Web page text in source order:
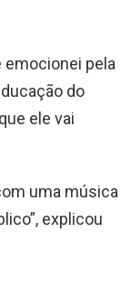
emocionei pela
do
ele vai
uma música
explicou